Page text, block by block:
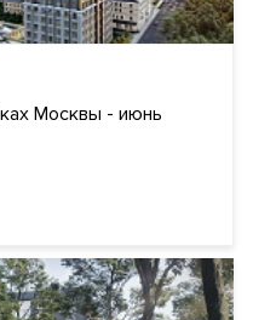
Москвы - июнь